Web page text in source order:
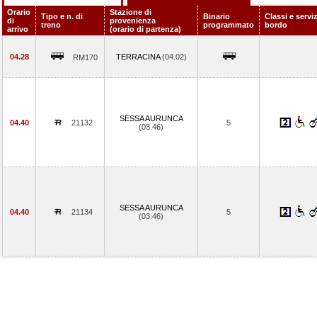
Orario
di
arrivo
Tipo e n. di
treno
Stazione di
provenienza
(orario di partenza)
Binario
programmato
Classi e
bordo
04.28 RM170 TERRACINA(04.02)
04.40 21132
SESSA AURUNCA
(03.46)
5
04.40 21134
SESSA AURUNCA
(03.46)
5